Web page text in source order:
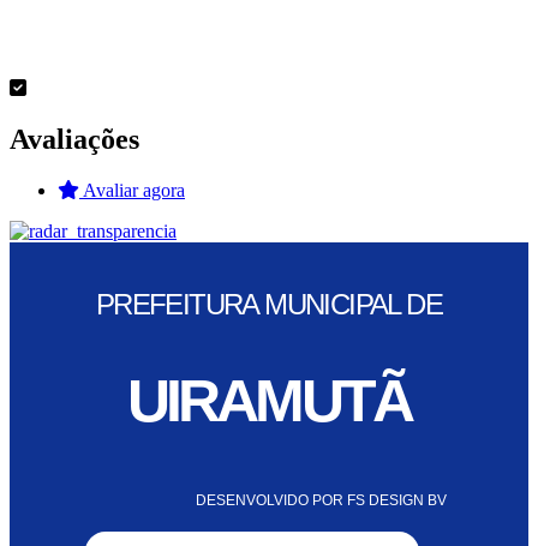
Avaliações
Avaliar agora
PREFEITURA MUNICIPAL DE
UIRAMUTÃ
DESENVOLVIDO POR FS DESIGN BV